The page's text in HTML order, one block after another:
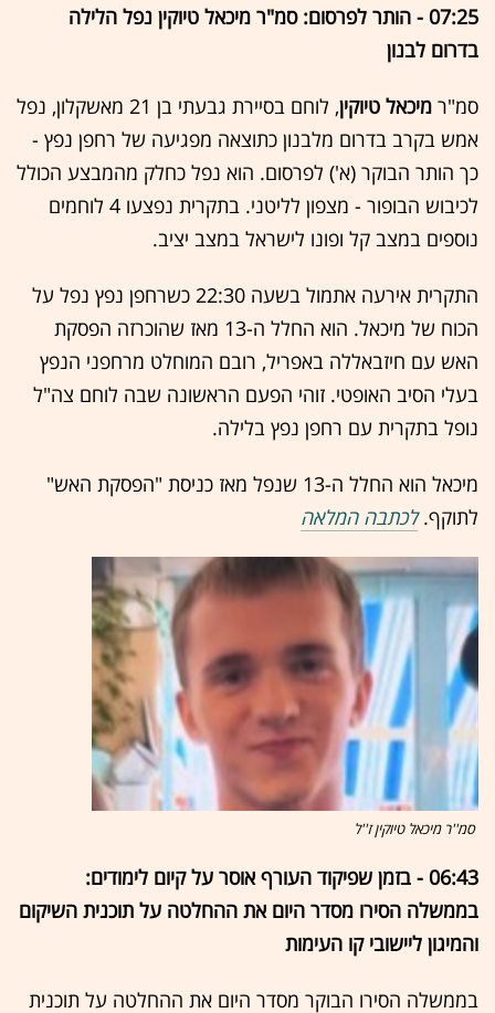
07:25 - הותר לפרסום: סמ"ר מיכאל טיוקין נפל הלילה
בדרום לבנון
סמ"ר מיכאל טיוקין
, לוחם בסיירת גבעתי בן 21 מאשקלון, נפל
אמש בקרב בדרום מלבנון כתוצאה מפגיעה של רחפן נפץ -
כך הותר הבוקר (א') לפרסום. הוא נפל כחלק מהמבצע הכולל
לכיבוש הבופור - מצפון לליטני. בתקרית נפצעו 4 לוחמים
נוספים במצב קל ופונו לישראל במצב יציב.
התקרית אירעה אתמול בשעה 22:30 כשרחפן נפץ נפל על
הכוח של מיכאל. הוא החלל ה-13 מאז שהוכרזה הפסקת
האש עם חיזבאללה באפריל, רובם המוחלט מרחפני הנפץ
בעלי הסיב האופטי. זוהי הפעם הראשונה שבה לוחם צה"ל
נופל בתקרית עם רחפן נפץ בלילה.
מיכאל הוא החלל ה-13 שנפל מאז כניסת "הפסקת האש"
לתוקף. לכתבה המלאה
סמ''ר מיכאל טיוקין ז''ל
06:43 - בזמן שפיקוד העורף אוסר על קיום לימודים:
בממשלה הסירו מסדר היום את ההחלטה על תוכנית השיקום
והמיגון ליישובי קו העימות
בממשלה הסירו הבוקר מסדר היום את ההחלטה על תוכנית